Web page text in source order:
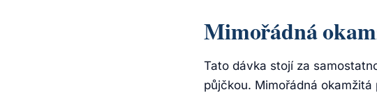
Mimořádná
Tato dávka stojí za
půjčkou. Mimořádná